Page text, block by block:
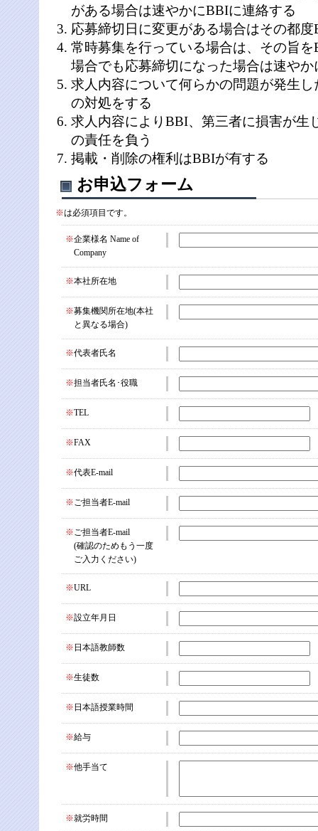
がある場合は速やかにBBIに連絡する
応募締切日に変更がある場合はその都
常時募集を行っている場合は、その旨
場合でも応募締切になった場合は速や
求人内容について何らかの問題が発生
の対処をする
求人内容によりBBI、第三者に損害が生
の責任を負う
掲載・削除の権利はBBIが有する
お申込フォーム
※は必須項目です。
※企業様名 Name of
Company
※本社所在地
※募集機関所在地(本社
と異なる場合)
※代表者氏名
※担当者氏名･役職
※TEL
※FAX
※代表E-mail
※ご担当者E-mail
※ご担当者E-mail
(確認のためもう一度
ご入力ください)
※URL
※設立年月日
※ 日本語教師数
※生徒数
※ 日本語授業時間
※給与
※他手当て
※就労時間